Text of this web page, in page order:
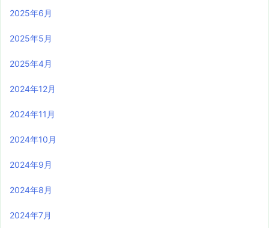
2025年6月
2025年5月
2025年4月
2024年12月
2024年11月
2024年10月
2024年9月
2024年8月
2024年7月